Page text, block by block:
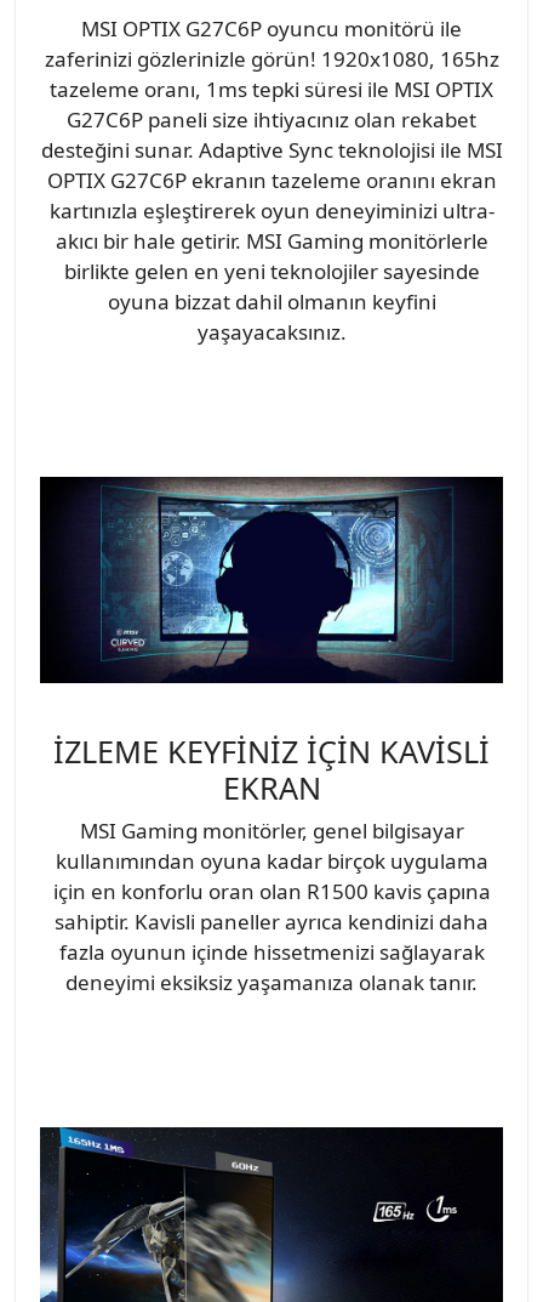
MSI OPTIX G27C6P oyuncu monitörü ile
zaferinizi gözlerinizle görün! 1920x1080, 165hz
tazeleme oranı, 1ms tepki süresi ile MSI OPTIX
G27C6P paneli size ihtiyacınız olan rekabet
desteğini sunar. Adaptive Sync teknolojisi ile MSI
OPTIX G27C6P ekranın tazeleme oranını ekran
kartınızla eşleştirerek oyun deneyiminizi ultra-
akıcı bir hale getirir. MSI Gaming monitörlerle
birlikte gelen en yeni teknolojiler sayesinde
oyuna bizzat dahil olmanın keyfini
yaşayacaksınız.
İZLEME KEYFİNİZ İÇİN KAVİSLİ
EKRAN
MSI Gaming monitörler, genel bilgisayar
kullanımından oyuna kadar birçok uygulama
için en konforlu oran olan R1500 kavis çapına
sahiptir. Kavisli paneller ayrıca kendinizi daha
fazla oyunun içinde hissetmenizi sağlayarak
deneyimi eksiksiz yaşamanıza olanak tanır.